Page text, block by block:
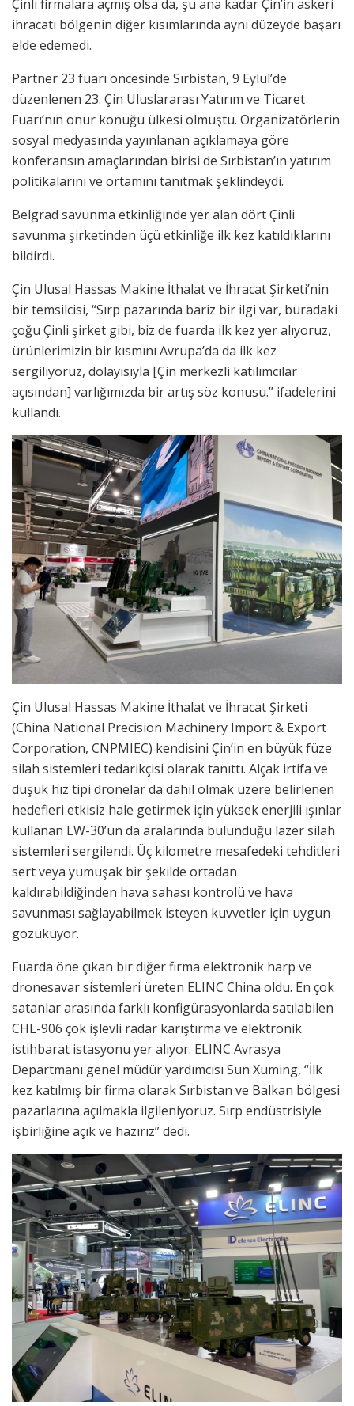
Çinli firmalara açmış olsa da, şu ana kadar Çin’in askeri
ihracatı bölgenin diğer kısımlarında aynı düzeyde başarı
elde edemedi.
Partner 23 fuarı öncesinde Sırbistan, 9 Eylül’de
düzenlenen 23. Çin Uluslararası Yatırım ve Ticaret
Fuarı’nın onur konuğu ülkesi olmuştu. Organizatörlerin
sosyal medyasında yayınlanan açıklamaya göre
konferansın amaçlarından birisi de Sırbistan’ın yatırım
politikalarını ve ortamını tanıtmak şeklindeydi.
Belgrad savunma etkinliğinde yer alan dört Çinli
savunma şirketinden üçü etkinliğe ilk kez katıldıklarını
bildirdi.
Çin Ulusal Hassas Makine İthalat ve İhracat Şirketi’nin
bir temsilcisi, “Sırp pazarında bariz bir ilgi var, buradaki
çoğu Çinli şirket gibi, biz de fuarda ilk kez yer alıyoruz,
ürünlerimizin bir kısmını Avrupa’da da ilk kez
sergiliyoruz, dolayısıyla [Çin merkezli katılımcılar
açısından] varlığımızda bir artış söz konusu.” ifadelerini
kullandı.
Çin Ulusal Hassas Makine İthalat ve İhracat Şirketi
(China National Precision Machinery Import & Export
Corporation, CNPMIEC) kendisini Çin’in en büyük füze
silah sistemleri tedarikçisi olarak tanıttı. Alçak irtifa ve
düşük hız tipi dronelar da dahil olmak üzere belirlenen
hedefleri etkisiz hale getirmek için yüksek enerjili ışınlar
kullanan LW-30’un da aralarında bulunduğu lazer silah
sistemleri sergilendi. Üç kilometre mesafedeki tehditleri
sert veya yumuşak bir şekilde ortadan
kaldırabildiğinden hava sahası kontrolü ve hava
savunması sağlayabilmek isteyen kuvvetler için uygun
gözüküyor.
Fuarda öne çıkan bir diğer firma elektronik harp ve
dronesavar sistemleri üreten ELINC China oldu. En çok
satanlar arasında farklı konfigürasyonlarda satılabilen
CHL-906 çok işlevli radar karıştırma ve elektronik
istihbarat istasyonu yer alıyor. ELINC Avrasya
Departmanı genel müdür yardımcısı Sun Xuming, “İlk
kez katılmış bir firma olarak Sırbistan ve Balkan bölgesi
pazarlarına açılmakla ilgileniyoruz. Sırp endüstrisiyle
işbirliğine açık ve hazırız” dedi.